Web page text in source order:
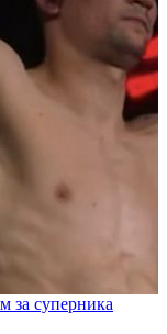
за суперника